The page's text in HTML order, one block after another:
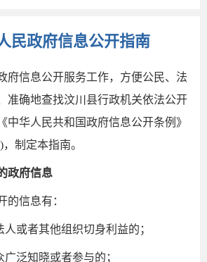
民政府信息公开指南
府信息公开服务工作，方便公民、法
准确地查找汶川县行政机关依法公开
中华人民共和国政府信息公开条例》
制定本指南。
政府信息
的信息有：
人或者其他组织切身利益的；
泛知晓或者参与的；